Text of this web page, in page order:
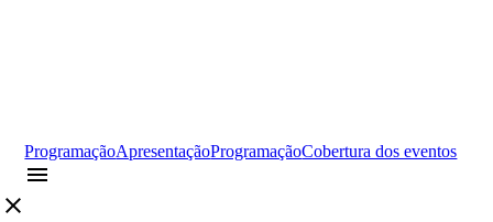
ProgramaçãoApresentaçãoProgramaçãoCobertura dos eventos
menu
close